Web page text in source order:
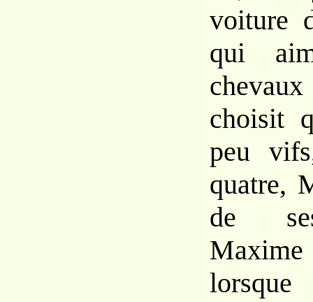
voiture
qui
choisit
peu
quatre,
de